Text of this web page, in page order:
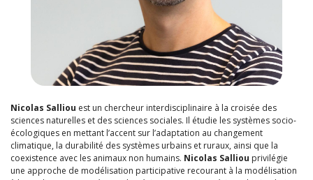
Nicolas Salliou est un chercheur interdisciplinaire à la croisée des
sciences naturelles et des sciences sociales. Il étudie les systèmes socio-
écologiques en mettant l’accent sur l’adaptation au changement
climatique, la durabilité des systèmes urbains et ruraux, ainsi que la
coexistence avec les animaux non humains. Nicolas Salliou privilégie
une approche de modélisation participative recourant à la modélisation